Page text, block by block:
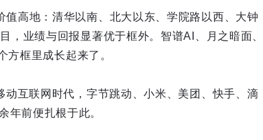
值高地：清华以南、北大以东、学院路以西、大钟
，业绩与回报显著优于框外。智谱AI、月之暗面、
框里成长起来了。
动互联网时代，字节跳动、小米、美团、快手、滴
年前便扎根于此。